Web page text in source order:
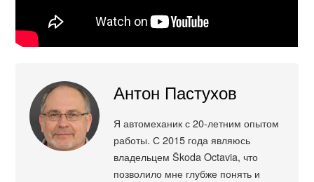
Антон Пастухов
Я автомеханик с 20-летним опытом
работы. С 2015 года являюсь
владельцем Škoda Octavia, что
позволило мне глубже понять и